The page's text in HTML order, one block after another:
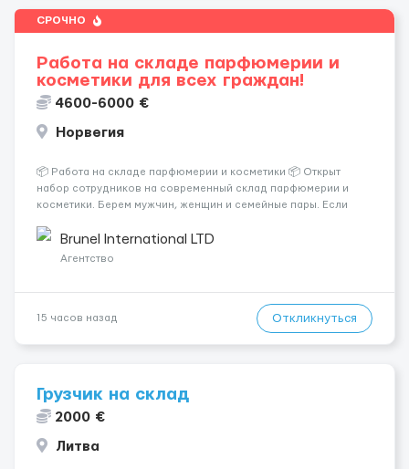
СРОЧНО
Работа на складе парфюмерии и
косметики для всех граждан!
4600-6000 €
Норвегия
📦 Работа на складе парфюмерии и косметики 📦 Открыт
набор сотрудников на современный склад парфюмерии и
косметики. Берем мужчин, женщин и семейные пары. Если
обучают уже после приезда. Работа не тяжелая. Нужно
собирать заказы, сортиро...
Brunel International LTD
Агентство
15 часов назад Откликнуться
Грузчик на склад
2000 €
Литва